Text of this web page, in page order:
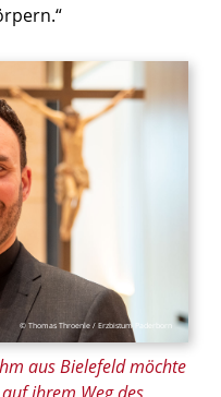
© Thomas Throenle / Erzbistum Paderborn
aus Bielefeld möchte